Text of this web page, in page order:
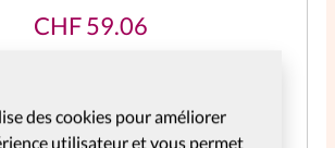
des cookies pour améliorer
utilisateur et vous permet
CHF59.06
JE M'ABONNE